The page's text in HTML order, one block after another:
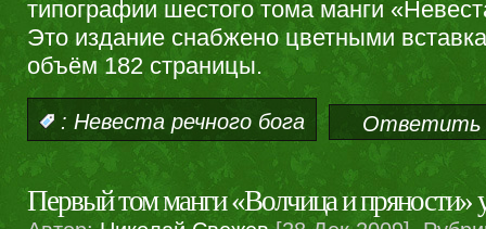
типографии шестого тома манги
Это издание снабжено цветными
объём 182 страницы.
: Невеста речного бога Ответить
Первый том манги «Волчица и пряности»